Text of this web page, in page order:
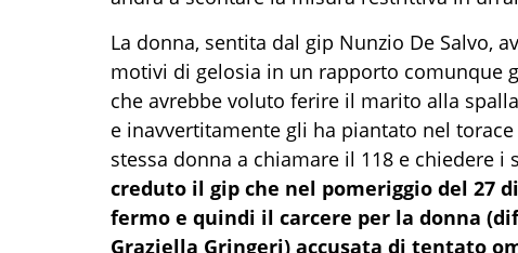
La donna, sentita dal gip Nunzio De Salvo,
motivi di gelosia in un rapporto comunque
che avrebbe voluto ferire il marito alla
e inavvertitamente gli ha piantato nel
stessa donna a chiamare il 118 e chiedere i
creduto il gip che nel pomeriggio del 27
fermo e quindi il carcere per la donna
Graziella Gringeri) accusata di tentato